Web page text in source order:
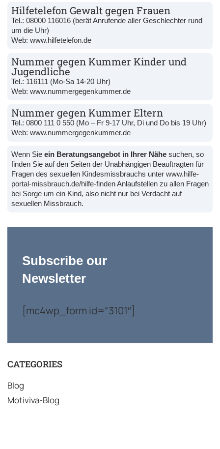
Hilfetelefon Gewalt gegen Frauen
Tel.: 08000 116016 (berät Anrufende aller Geschlechter rund
um die Uhr)
Web: www.hilfetelefon.de
Nummer gegen Kummer Kinder und
Jugendliche
Tel.: 116111 (Mo-Sa 14-20 Uhr)
Web: www.nummergegenkummer.de
Nummer gegen Kummer Eltern
Tel.: 0800 111 0 550 (Mo – Fr 9-17 Uhr, Di und Do bis 19 Uhr)
Web: www.nummergegenkummer.de
Wenn Sie ein Beratungsangebot in Ihrer Nähe suchen, so
finden Sie auf den Seiten der Unabhängigen Beauftragten für
Fragen des sexuellen Kindesmissbrauchs unter www.hilfe-
portal-missbrauch.de/hilfe-findenAnlaufstellen zu allen Fragen
bei Sorge um ein Kind, also nicht nur bei Verdacht auf
sexuellen Missbrauch.
Subscribe our
Newsletter
[mc4wp_form id=“3101″]
CATEGORIES
Blog
Motiviva-Blog